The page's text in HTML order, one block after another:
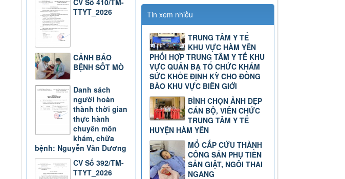
Tin xem nhiều
TRUNG TÂM Y TẾ
KHU VỰC HÀM YÊN
PHỐI HỢP TRUNG TÂM Y TẾ KHU
VỰC QUẢN BẠ TỔ CHỨC KHÁM
SỨC KHỎE ĐỊNH KỲ CHO ĐỒNG
BÀO KHU VỰC BIÊN GIỚI
BÌNH CHỌN ẢNH ĐẸP
CÁN BỘ, VIÊN CHỨC
TRUNG TÂM Y TẾ
HUYỆN HÀM YÊN
MỔ CẤP CỨU THÀNH
CÔNG SẢN PHỤ TIỀN
SẢN GIẬT, NGÔI THAI
NGANG
CV Số 410/TM-
TTYT_2026
CẢNH BÁO
BỆNH SỐT MÒ
Danh sách
người hoàn
thành thời gian
thực hành
chuyên môn
khám, chữa
bệnh: Nguyễn Văn Dương
CV Số 392/TM-
TTYT_2026